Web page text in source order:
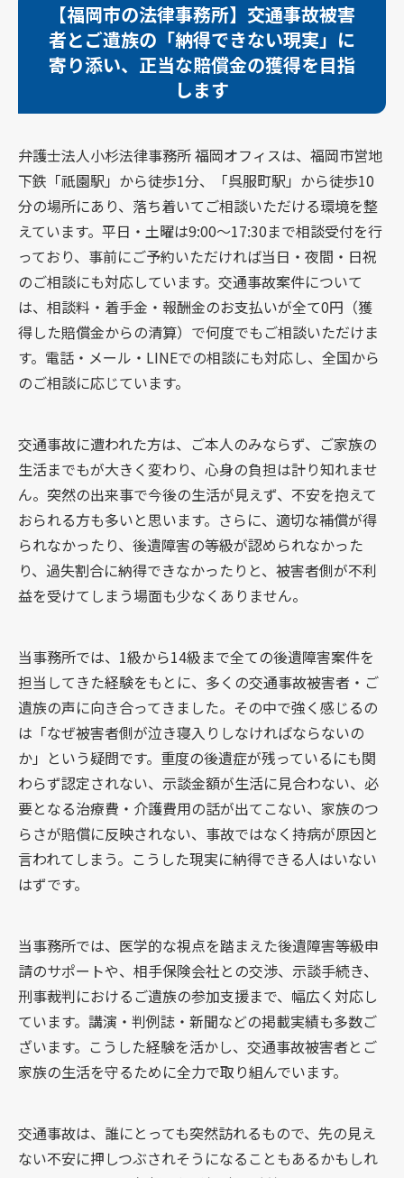
【福岡市の法律事務所】交通事故被害
者とご遺族の「納得できない現実」に
寄り添い、正当な賠償金の獲得を目指
します
弁護士法人小杉法律事務所 福岡オフィスは、福岡市営地
下鉄「祇園駅」から徒歩1分、「呉服町駅」から徒歩10
分の場所にあり、落ち着いてご相談いただける環境を整
えています。平日・土曜は9:00～17:30まで相談受付を行
っており、事前にご予約いただければ当日・夜間・日祝
のご相談にも対応しています。交通事故案件について
は、相談料・着手金・報酬金のお支払いが全て0円（獲
得した賠償金からの清算）で何度でもご相談いただけま
す。電話・メール・LINEでの相談にも対応し、全国から
のご相談に応じています。
交通事故に遭われた方は、ご本人のみならず、ご家族の
生活までもが大きく変わり、心身の負担は計り知れませ
ん。突然の出来事で今後の生活が見えず、不安を抱えて
おられる方も多いと思います。さらに、適切な補償が得
られなかったり、後遺障害の等級が認められなかった
り、過失割合に納得できなかったりと、被害者側が不利
益を受けてしまう場面も少なくありません。
当事務所では、1級から14級まで全ての後遺障害案件を
担当してきた経験をもとに、多くの交通事故被害者・ご
遺族の声に向き合ってきました。その中で強く感じるの
は「なぜ被害者側が泣き寝入りしなければならないの
か」という疑問です。重度の後遺症が残っているにも関
わらず認定されない、示談金額が生活に見合わない、必
要となる治療費・介護費用の話が出てこない、家族のつ
らさが賠償に反映されない、事故ではなく持病が原因と
言われてしまう。こうした現実に納得できる人はいない
はずです。
当事務所では、医学的な視点を踏まえた後遺障害等級申
請のサポートや、相手保険会社との交渉、示談手続き、
刑事裁判におけるご遺族の参加支援まで、幅広く対応し
ています。講演・判例誌・新聞などの掲載実績も多数ご
ざいます。こうした経験を活かし、交通事故被害者とご
家族の生活を守るために全力で取り組んでいます。
交通事故は、誰にとっても突然訪れるもので、先の見え
ない不安に押しつぶされそうになることもあるかもしれ